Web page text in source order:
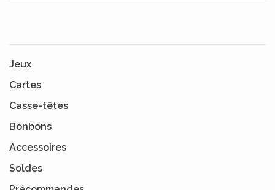
Jeux
Cartes
Casse-têtes
Bonbons
Accessoires
Soldes